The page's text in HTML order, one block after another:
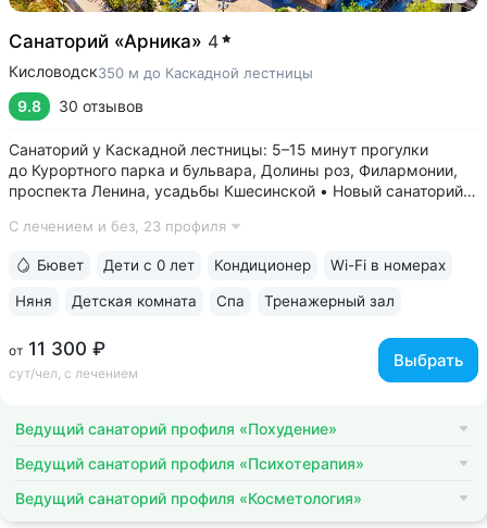
Санаторий «Арника» 4
Кисловодск350 м до Каскадной лестницы
9.8 30 отзывов
Санаторий у Каскадной лестницы: 5–15 минут прогулки
до Курортного парка и бульвара, Долины роз, Филармонии,
проспекта Ленина, усадьбы Кшесинской • Новый санаторий,
положительные. Многие гости отмечают, что санаторий
С лечением и без, 23 профиля
от 11 300 ₽
сут/чел, с лечением
Выбрать
Бювет Дети с 0 лет Кондиционер Wi-Fi в номерах
Няня Детская комната Спа Тренажерный зал
Ведущий санаторий профиля «Похудение»
Ведущий санаторий профиля «Психотерапия»
Ведущий санаторий профиля «Косметология»